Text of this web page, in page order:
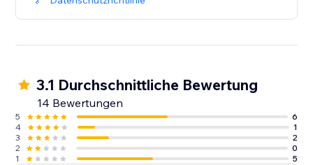
3.1 Durchschnittliche Bewertung
14 Bewertungen
5
6
4
1
3
2
2
0
1
5